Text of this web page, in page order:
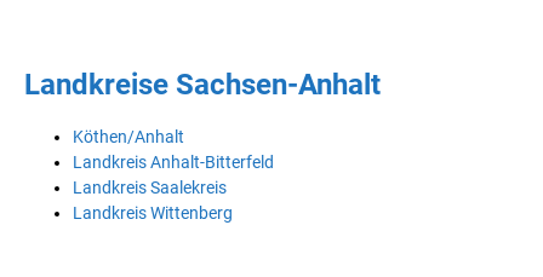
Landkreise Sachsen-Anhalt
Köthen/Anhalt
Landkreis Anhalt-Bitterfeld
Landkreis Saalekreis
Landkreis Wittenberg